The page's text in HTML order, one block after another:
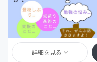
詳細を見る